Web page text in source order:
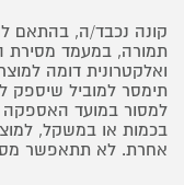
קונה נכבד/ה, בהתאם
תמורה, במעמד
ואלקטרונית דומה
תימסר למוביל
למסור במועד האספקה
בכמות או במשקל,
אחרת. לא תתאפשר